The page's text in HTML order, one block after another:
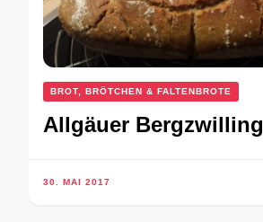
BROT, BRÖTCHEN & FALTENBROTE
Allgäuer Bergzwilling
30. MAI 2017